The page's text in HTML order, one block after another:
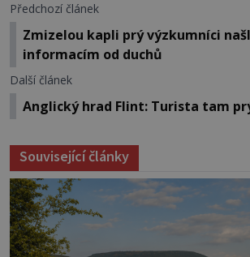
Předchozí článek
Zmizelou kapli prý výzkumníci
informacím od duchů
Další článek
Anglický hrad Flint: Turista tam
Související články